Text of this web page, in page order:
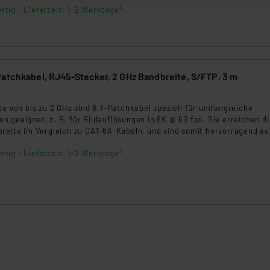
nicht längerfristig gespeichert werden und dieses
der EU. Dies bedeutet, dass die USA
eingestuft wird. So besteht etwa das Risiko, dass US-
verarbeiten, ohne dass hiergegen Klagemöglichkeiten
Dienstleistern stützt sich auf die
Beurteilung der mit der Datenübermittlung, insbesondere
- Lieferzeit: 1-2 Werktage²
RJ45-Stecker, 2 GHz Bandbreite, S/FTP, 3 m
von bis zu 2 GHz sind 8.1-Patchkabel speziell für umfangreiche
geeignet, z. B. für Bildauflösungen in 8K @ 60 fps. Sie erreichen
im Vergleich zu CAT-6A-Kabeln, und sind somit hervorragend
- Lieferzeit: 1-2 Werktage²